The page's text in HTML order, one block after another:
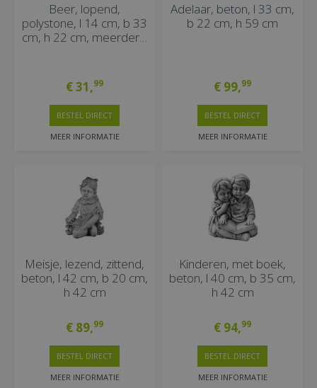
Beer, lopend,
polystone, l 14 cm, b 33
cm, h 22 cm, meerder…
€31,99
MEER INFORMATIE
BESTEL DIRECT
Adelaar, beton, l 33 cm,
b 22 cm, h 59 cm
€ 99,99
MEER INFORMATIE
BESTEL DIRECT
Meisje, lezend, zittend,
beton, l 42 cm, b 20 cm,
h 42 cm
€ 89,99
MEER INFORMATIE
BESTEL DIRECT
Kinderen, met boek,
beton, l 40 cm, b 35 cm,
h 42 cm
€ 94,99
MEER INFORMATIE
BESTEL DIRECT